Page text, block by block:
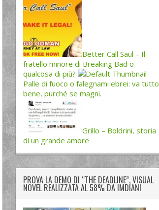
Better Call Saul – Il
fratello minore di Breaking Bad o
qualcosa di più?
Palle di fuoco o falegnami ebrei: va tutto
bene, purché se magni.
Grillo – Boldrini, storia
di un grande amore
PROVA LA DEMO DI “THE DEADLINE”, VISUAL
NOVEL REALIZZATA AL 58% DA IMDIANI